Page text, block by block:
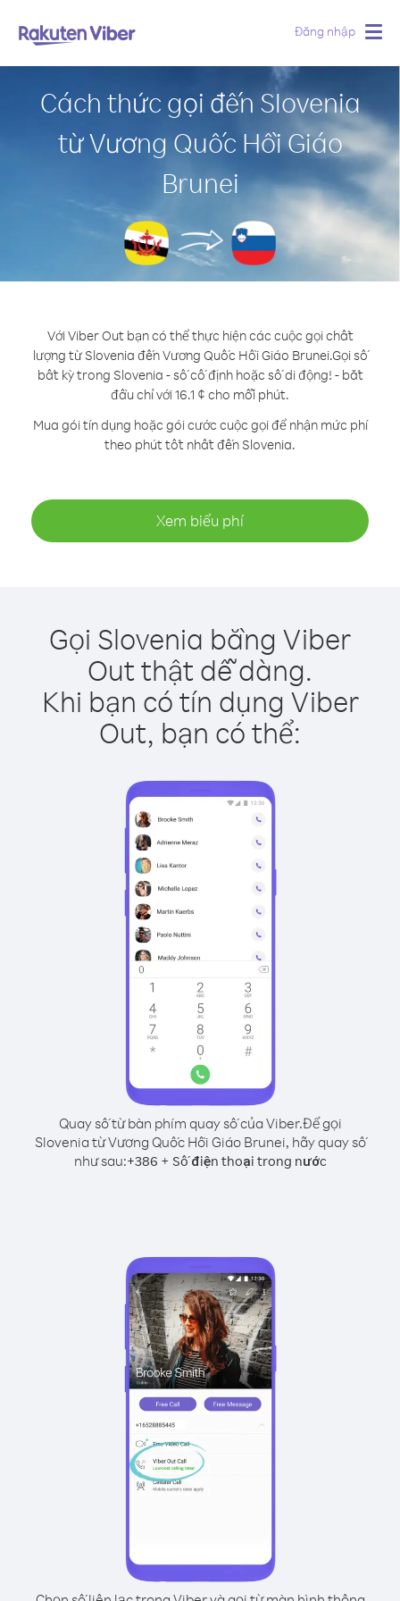
Đăng nhập
Cách thức gọi đến Slovenia
từ Vương Quốc Hồi Giáo
Brunei
Với Viber Out bạn có thể thực hiện các cuộc gọi chất
lượng từ Slovenia đến Vương Quốc Hồi Giáo Brunei.Gọi số
bất kỳ trong Slovenia - số cố định hoặc số di động! - bắt
đầu chỉ với 16.1 ¢ cho mỗi phút.
Mua gói tín dụng hoặc gói cước cuộc gọi để nhận mức phí
theo phút tốt nhất đến Slovenia.
Xem biểu phí
Gọi Slovenia bằng Viber
Out thật dễ dàng.
Khi bạn có tín dụng Viber
Out, bạn có thể:
Quay số từ bàn phím quay số của Viber.Để gọi
Slovenia từ Vương Quốc Hồi Giáo Brunei, hãy quay số
như sau:+386 + Số điện thoại trong nước